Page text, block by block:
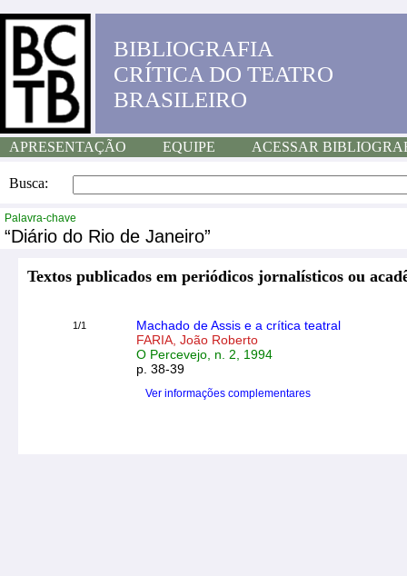
BIBLIOGRAFIA
CRÍTICA DO TEATRO
BRASILEIRO
APRESENTAÇÃO EQUIPE ACESSAR
Busca:
Palavra-chave
“Diário do Rio de Janeiro”
Textos publicados em periódicos jornalísticos ou
1/1
Machado de Assis e a crítica teatral
FARIA, João Roberto
O Percevejo, n. 2, 1994
p. 38-39
Ver informações complementares